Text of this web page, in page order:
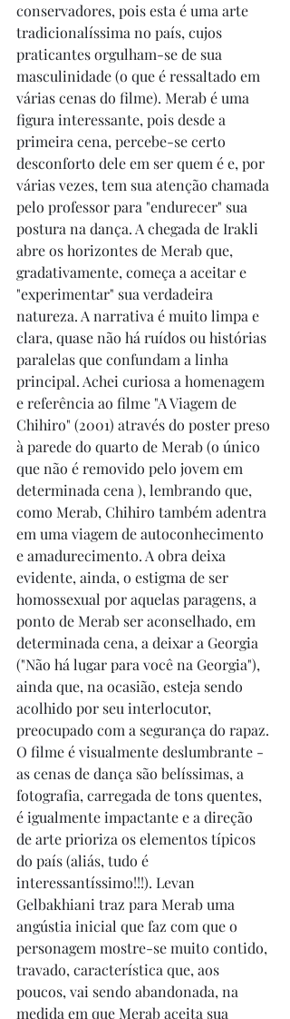
conservadores, pois esta é uma arte
tradicionalíssima no país, cujos
praticantes orgulham-se de sua
masculinidade (o que é ressaltado em
várias cenas do filme). Merab é uma
figura interessante, pois desde a
primeira cena, percebe-se certo
desconforto dele em ser quem é e, por
várias vezes, tem sua atenção chamada
pelo professor para "endurecer" sua
postura na dança. A chegada de Irakli
abre os horizontes de Merab que,
gradativamente, começa a aceitar e
"experimentar" sua verdadeira
natureza. A narrativa é muito limpa e
clara, quase não há ruídos ou histórias
paralelas que confundam a linha
principal. Achei curiosa a homenagem
e referência ao filme "A Viagem de
Chihiro" (2001) através do poster preso
à parede do quarto de Merab (o único
que não é removido pelo jovem em
determinada cena ), lembrando que,
como Merab, Chihiro também adentra
em uma viagem de autoconhecimento
e amadurecimento. A obra deixa
evidente, ainda, o estigma de ser
homossexual por aquelas paragens, a
ponto de Merab ser aconselhado, em
determinada cena, a deixar a Georgia
("Não há lugar para você na Georgia"),
ainda que, na ocasião, esteja sendo
acolhido por seu interlocutor,
preocupado com a segurança do rapaz.
O filme é visualmente deslumbrante -
as cenas de dança são belíssimas, a
fotografia, carregada de tons quentes,
é igualmente impactante e a direção
de arte prioriza os elementos típicos
do país (aliás, tudo é
interessantíssimo!!!). Levan
Gelbakhiani traz para Merab uma
angústia inicial que faz com que o
personagem mostre-se muito contido,
travado, característica que, aos
poucos, vai sendo abandonada, na
medida em que Merab aceita sua